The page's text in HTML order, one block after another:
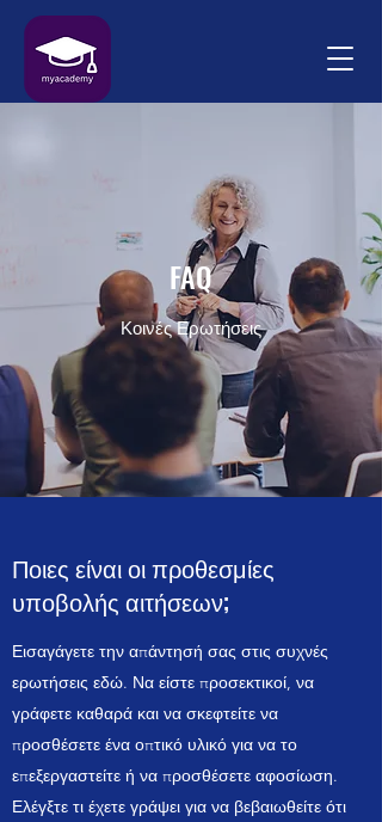
FAQ
Κοινές Ερωτήσεις
Ποιες είναι οι προθεσμίες
υποβολής αιτήσεων;
Εισαγάγετε την απάντησή σας στις συχνές
ερωτήσεις εδώ. Να είστε προσεκτικοί, να
γράφετε καθαρά και να σκεφτείτε να
προσθέσετε ένα οπτικό υλικό για να το
επεξεργαστείτε ή να προσθέσετε αφοσίωση.
Ελέγξτε τι έχετε γράψει για να βεβαιωθείτε ότι